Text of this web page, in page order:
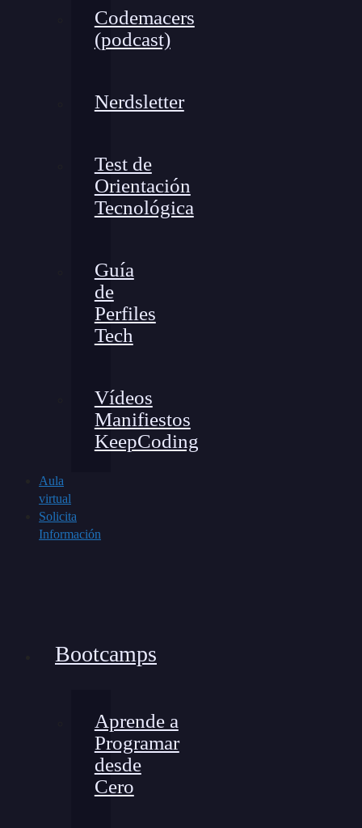
Codemacers
(podcast)
Nerdsletter
Test de
Orientación
Tecnológica
Guía
de
Perfiles
Tech
Vídeos
Manifiestos
KeepCoding
Aula
virtual
Solicita
Información
Bootcamps
Aprende a
Programar
desde
Cero